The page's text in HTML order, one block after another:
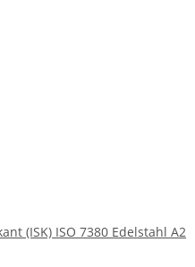
(ISK) ISO 7380 Edelstahl A2